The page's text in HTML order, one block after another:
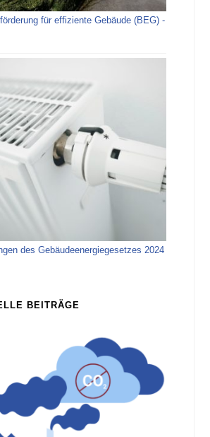
für effiziente Gebäude (BEG) -
des Gebäudeenergiegesetzes 2024
BEITRÄGE